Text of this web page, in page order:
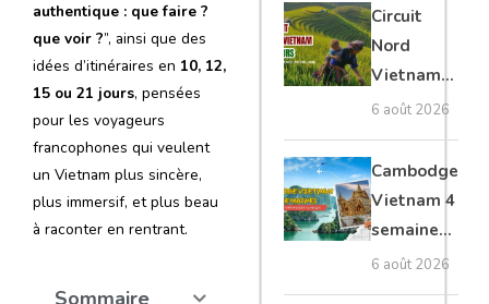
authentique : que faire ?
que voir ?”, ainsi que des
idées d’itinéraires en 10, 12,
15 ou 21 jours, pensées
pour les voyageurs
francophones qui veulent
un Vietnam plus sincère,
plus immersif, et plus beau
à raconter en rentrant.
Circuit
Nord
Vietnam
15 jours :
Ha Giang
loop en
moto, Ninh
Binh, Lan
6 août 2026
Cambodge
Vietnam 4
semaines :
Angkor,
Tonkin
6 août 2026